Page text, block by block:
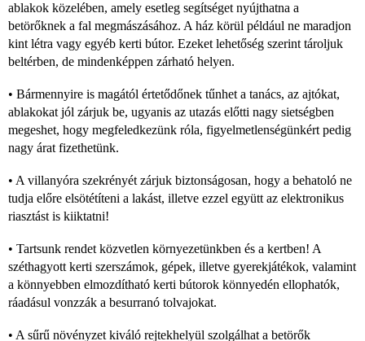
ablakok közelében, amely esetleg segítséget nyújthatna a
betörőknek a fal megmászásához. A ház körül például ne maradjon
kint létra vagy egyéb kerti bútor. Ezeket lehetőség szerint tároljuk
beltérben, de mindenképpen zárható helyen.
• Bármennyire is magától értetődőnek tűnhet a tanács, az ajtókat,
ablakokat jól zárjuk be, ugyanis az utazás előtti nagy sietségben
megeshet, hogy megfeledkezünk róla, figyelmetlenségünkért pedig
nagy árat fizethetünk.
• A villanyóra szekrényét zárjuk biztonságosan, hogy a behatoló ne
tudja előre elsötétíteni a lakást, illetve ezzel együtt az elektronikus
riasztást is kiiktatni!
• Tartsunk rendet közvetlen környezetünkben és a kertben! A
széthagyott kerti szerszámok, gépek, illetve gyerekjátékok, valamint
a könnyebben elmozdítható kerti bútorok könnyedén ellophatók,
ráadásul vonzzák a besurranó tolvajokat.
• A sűrű növényzet kiváló rejtekhelyül szolgálhat a betörők